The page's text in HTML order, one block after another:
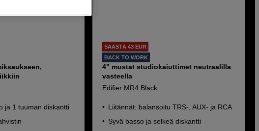
ja 1 tuuman diskantti
SÄÄSTÄ 43 EUR
BACK TO WORK
4" mustat studiokaiuttimet neutraalilla
vasteella
Edifier MR4 Black
Liitännät: balansoitu TRS-, AUX- ja RCA
Syvä basso ja selkeä diskantti